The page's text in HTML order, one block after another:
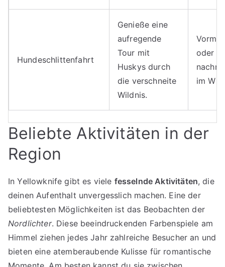
Hundeschlittenfahrt
Genieße eine
aufregende
Tour mit
Huskys durch
die verschneite
Wildnis.
oder
im
Beliebte Aktivitäten in der
Region
In Yellowknife gibt es viele fesselnde Aktivitäten, die
deinen Aufenthalt unvergesslich machen. Eine der
beliebtesten Möglichkeiten ist das Beobachten der
Nordlichter. Diese beeindruckenden Farbenspiele am
Himmel ziehen jedes Jahr zahlreiche Besucher an und
bieten eine atemberaubende Kulisse für romantische